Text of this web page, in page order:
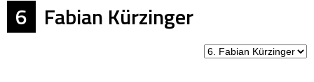
6 Fabian Kürzinger